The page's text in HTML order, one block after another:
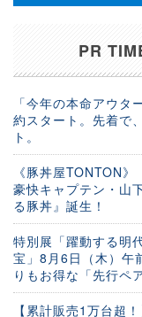
PR
「今年の本命アウ
約スタート。先着で
ト。
《豚丼屋TONTON
豪快キャプテン・山
る豚丼』誕生！
特別展「躍動する明
宝」8月6日（木）午
りもお得な「先行ペ
【累計販売1万台超